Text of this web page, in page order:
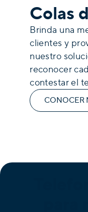
Colas
Brinda una
clientes y
nuestro
reconocer
contestar el
CONOCER